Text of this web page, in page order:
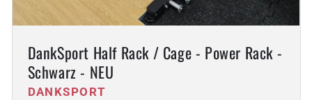
DankSport Half Rack / Cage - Power Rack -
Schwarz - NEU
Anbieter:
DANKSPORT